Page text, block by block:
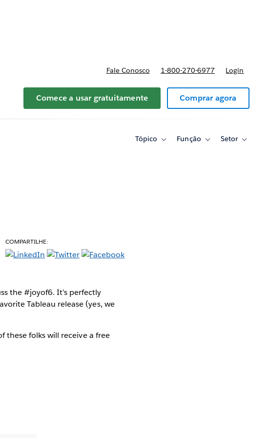
for Planos e preços
Fale Conosco 1-800-270-6977 Login
Comece a usar gratuitamente Comprar agora
Tópico
ToggleFunção
ToggleSetor
Toggle
COMPARTILHE:
the #joyof6. It’s perfectly
Tableau release (yes, we
these folks will receive a free